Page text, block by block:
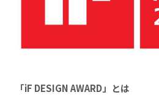
「iF DESIGN AWARD」とは